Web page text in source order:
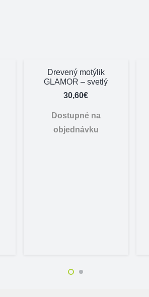
Drevený motýlik
GLAMOR – svetlý
30,60€
Dostupné na
objednávku